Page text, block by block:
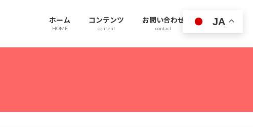
ホーム
HOME
コンテンツ
content
お問い合わせ
contact
JA